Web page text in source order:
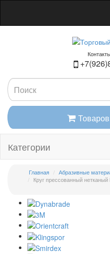
Категории
Главная Абразивные
Круг прессованный